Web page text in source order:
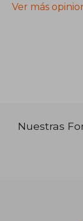
Ver más
Nuestras